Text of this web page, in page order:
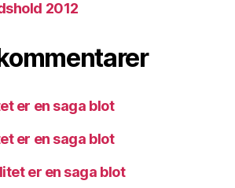
2012
er en saga blot
er en saga blot
er en saga blot